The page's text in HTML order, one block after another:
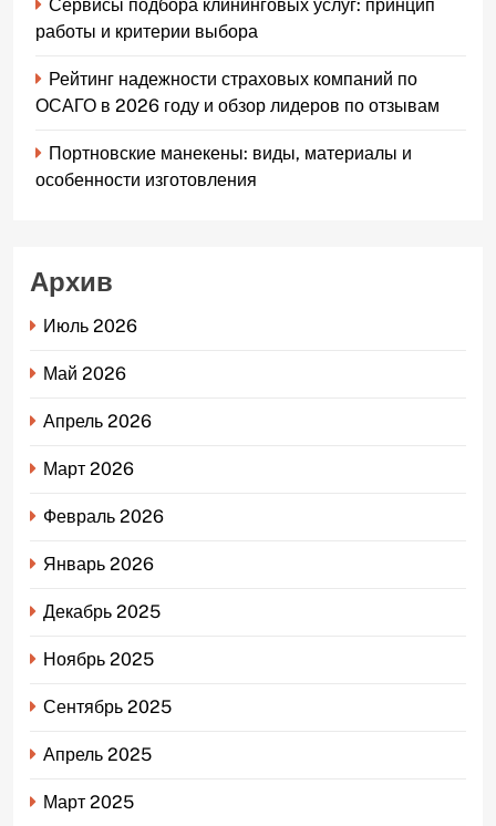
Сервисы подбора клининговых услуг: принцип
работы и критерии выбора
Рейтинг надежности страховых компаний по
ОСАГО в 2026 году и обзор лидеров по отзывам
Портновские манекены: виды, материалы и
особенности изготовления
Архив
Июль 2026
Май 2026
Апрель 2026
Март 2026
Февраль 2026
Январь 2026
Декабрь 2025
Ноябрь 2025
Сентябрь 2025
Апрель 2025
Март 2025